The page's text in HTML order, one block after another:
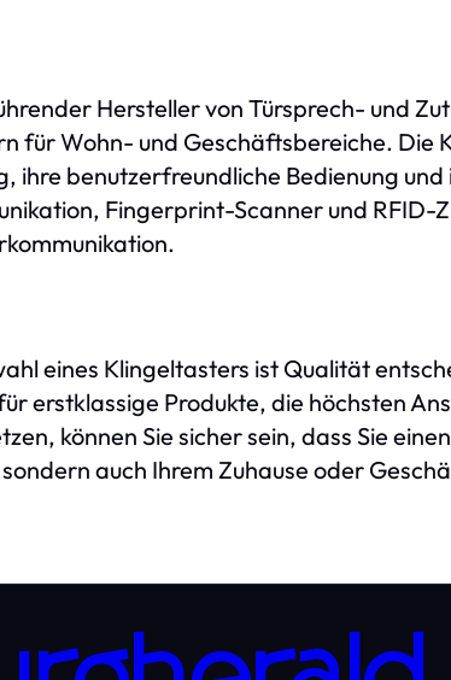
Hersteller von Türsprech- und
für Wohn- und Geschäftsbereiche. Die
ihre benutzerfreundliche Bedienung
Fingerprint-Scanner und
eines Klingeltasters ist Qualität
erstklassige Produkte, die höchsten
können Sie sicher sein, dass Sie
auch Ihrem Zuhause oder